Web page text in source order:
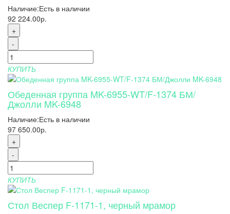
Наличие:Есть в наличии
92 224.00р.
+
-
КУПИТЬ
Обеденная группа MK-6955-WT/F-1374 БМ/
Джолли MK-6948
Наличие:Есть в наличии
97 650.00р.
+
-
КУПИТЬ
Стол Веспер F-1171-1, черный мрамор